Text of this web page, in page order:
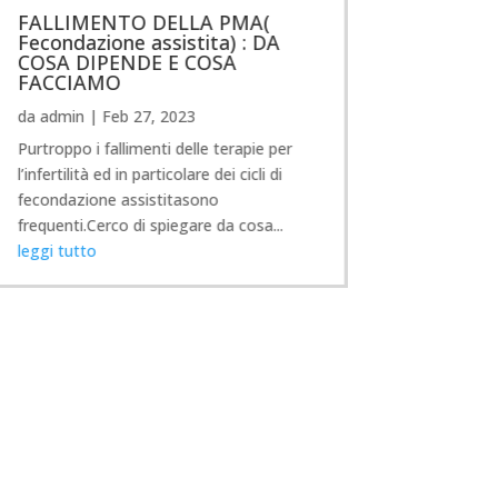
FALLIMENTO DELLA PMA(
Fecondazione assistita) : DA
COSA DIPENDE E COSA
FACCIAMO
daadmin | Feb 27, 2023
Purtroppo i fallimenti delle terapie per
l’infertilità ed in particolare dei cicli di
fecondazione assistitasono
frequenti.Cerco di spiegare da cosa...
leggi tutto